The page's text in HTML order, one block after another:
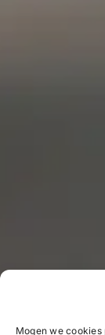
Mogen we